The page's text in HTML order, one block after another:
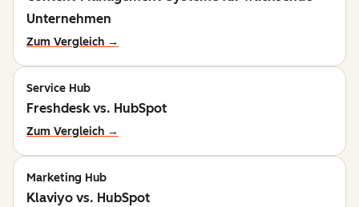
Unternehmen
Zum Vergleich →
Service Hub
Freshdesk vs. HubSpot
Zum Vergleich →
Marketing Hub
Klaviyo vs. HubSpot